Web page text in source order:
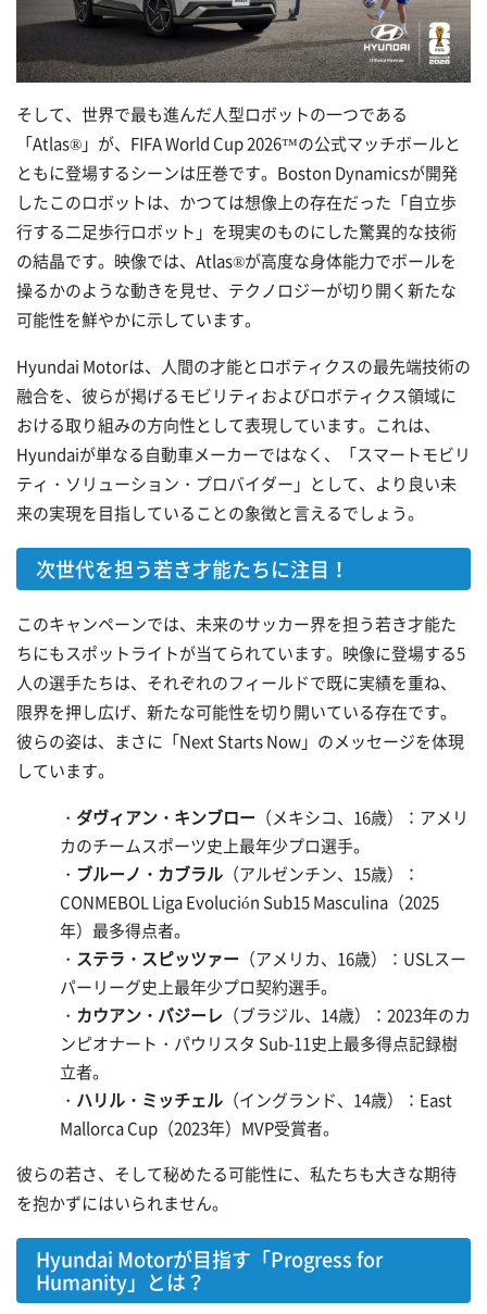
そして、世界で最も進んだ人型ロボットの一つである
「Atlas®」が、FIFA World Cup 2026™の公式マッチボールと
ともに登場するシーンは圧巻です。Boston Dynamicsが開発
したこのロボットは、かつては想像上の存在だった「自立歩
行する二足歩行ロボット」を現実のものにした驚異的な技術
の結晶です。映像では、Atlas®が高度な身体能力でボールを
操るかのような動きを見せ、テクノロジーが切り開く新たな
可能性を鮮やかに示しています。
Hyundai Motorは、人間の才能とロボティクスの最先端技術の
融合を、彼らが掲げるモビリティおよびロボティクス領域に
おける取り組みの方向性として表現しています。これは、
Hyundaiが単なる自動車メーカーではなく、「スマートモビリ
ティ・ソリューション・プロバイダー」として、より良い未
来の実現を目指していることの象徴と言えるでしょう。
次世代を担う若き才能たちに注目！
このキャンペーンでは、未来のサッカー界を担う若き才能た
ちにもスポットライトが当てられています。映像に登場する5
人の選手たちは、それぞれのフィールドで既に実績を重ね、
限界を押し広げ、新たな可能性を切り開いている存在です。
彼らの姿は、まさに「Next Starts Now」のメッセージを体現
しています。
・ ダヴィアン・キンブロー （メキシコ、16歳）：アメリ
カのチームスポーツ史上最年少プロ選手。
・ ブルーノ・カブラル （アルゼンチン、15歳）：
CONMEBOL Liga Evolución Sub15 Masculina（2025
年）最多得点者。
・ ステラ・スピッツァー （アメリカ、16歳）：USLスー
パーリーグ史上最年少プロ契約選手。
・ カウアン・バジーレ （ブラジル、14歳）：2023年のカ
ンピオナート・パウリスタ Sub-11史上最多得点記録樹
立者。
・ ハリル・ミッチェル （イングランド、14歳）：East
Mallorca Cup（2023年）MVP受賞者。
彼らの若さ、そして秘めたる可能性に、私たちも大きな期待
を抱かずにはいられません。
Hyundai Motorが目指す「Progress for
Humanity」とは？